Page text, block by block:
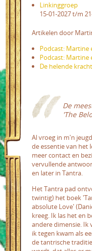
Linkinggroep
15-01-2027 t/m
Artikelen door
Podcast: Martine
Podcast: Martine
De helende
De
'The
Al vroeg in m'n
de essentie van het
meer contact en
vervullende
en later in Tantra.
Het Tantra pad
twintig) het boek
absolute Love'
kreeg. Ik las het en
andere dimensie. Ik
ik tegen kwam als
de tantrische